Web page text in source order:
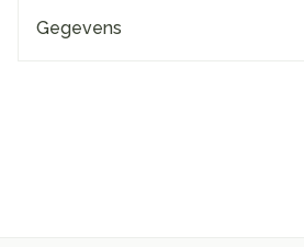
Gegevens